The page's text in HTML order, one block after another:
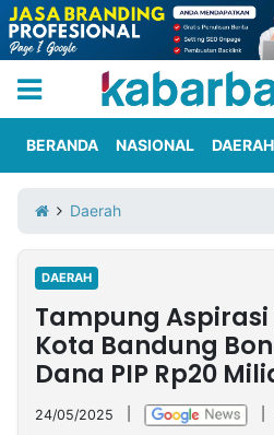
Iklan
Berita
Kami
Nasional
International
Olahraga
Entertainment
Daerah
Pariwisata
Kuliner
Kolom
Network
BERANDA NASIONAL DAERAH
Daerah
DAERAH
Tampung Aspirasi
Kota Bandung
Dana PIP Rp20
24/05/2025